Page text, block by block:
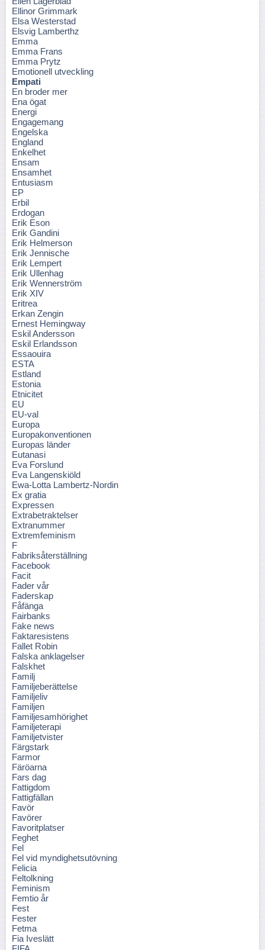
Ellinor Grimmark
Elsa Westerstad
Elsvig Lamberthz
Emma
Emma Frans
Emma Prytz
Emotionell utveckling
Empati
En broder mer
Ena ögat
Energi
Engagemang
Engelska
England
Enkelhet
Ensam
Ensamhet
Entusiasm
EP
Erbil
Erdogan
Erik Eson
Erik Gandini
Erik Helmerson
Erik Jennische
Erik Lempert
Erik Ullenhag
Erik Wennerström
Erik XIV
Eritrea
Erkan Zengin
Ernest Hemingway
Eskil Andersson
Eskil Erlandsson
Essaouira
ESTA
Estland
Estonia
Etnicitet
EU
EU-val
Europa
Europakonventionen
Europas länder
Eutanasi
Eva Forslund
Eva Langenskiöld
Ewa-Lotta Lambertz-Nordin
Ex gratia
Expressen
Extrabetraktelser
Extranummer
Extremfeminism
F
Fabriksåterställning
Facebook
Facit
Fader vår
Faderskap
Fåfänga
Fairbanks
Fake news
Faktaresistens
Fallet Robin
Falska anklagelser
Falskhet
Familj
Familjeberättelse
Familjeliv
Familjen
Familjesamhörighet
Familjeterapi
Familjetvister
Färgstark
Farmor
Färöarna
Fars dag
Fattigdom
Fattigfällan
Favör
Favörer
Favoritplatser
Feghet
Fel
Fel vid myndighetsutövning
Felicia
Feltolkning
Feminism
Femtio år
Fest
Fester
Fetma
Fia Iveslätt